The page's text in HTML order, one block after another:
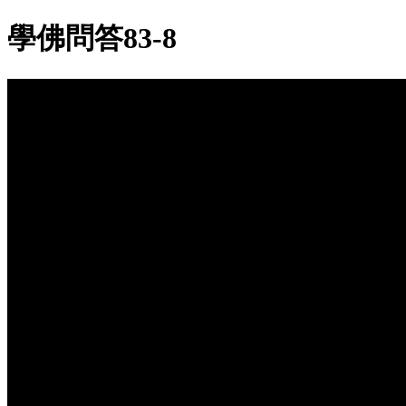
學佛問答83-8